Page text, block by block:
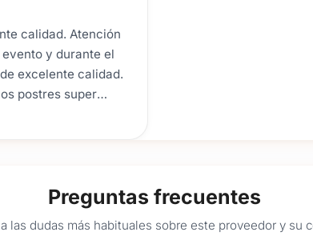
calidad. Atención
y durante el
excelente calidad.
postres super
hermosa y
Preguntas frecuentes
las dudas más habituales sobre este proveedor y su